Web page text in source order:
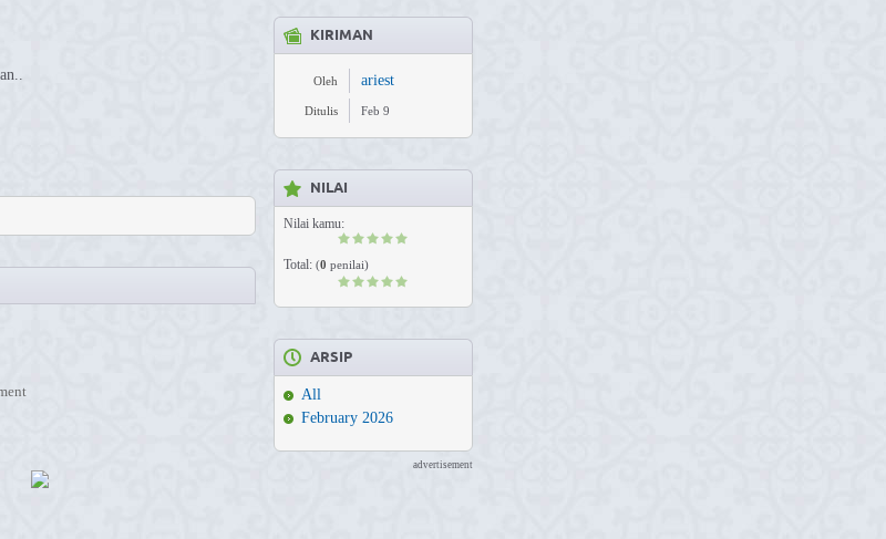
KIRIMAN
Oleh ariest
Ditulis Feb 9
NILAI
Nilai kamu:
Total: (0 penilai)
ARSIP
All
February 2026
advertisement